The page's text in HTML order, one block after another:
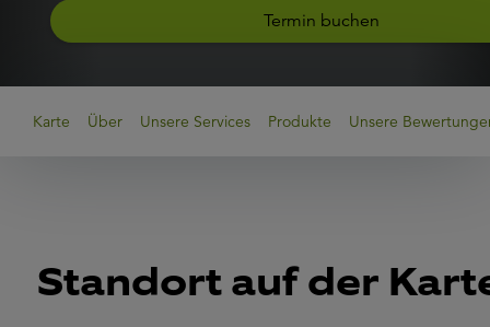
Termin buchen
Karte Über Unsere Services Produkte Unsere
Standort auf der